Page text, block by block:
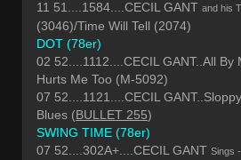
11 51....1584....CECIL GANT and his
(3046)/Time Will Tell (2074)
DOT (78er)
02 52....1112....CECIL GANT..All
Hurts Me Too (M-5092)
07 52....1121....CECIL
Blues (BULLET 255)
SWING TIME (78er)
07 52....302A+....CECIL GANT Sings